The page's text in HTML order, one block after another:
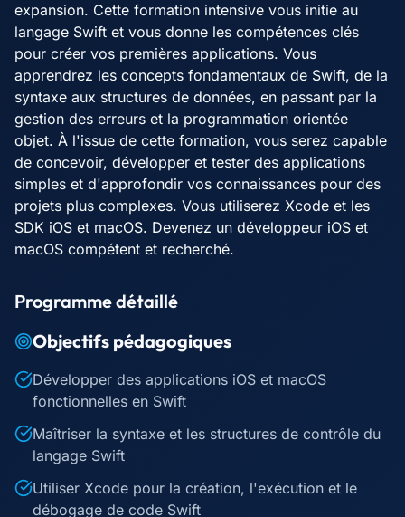
expansion. Cette formation intensive vous initie au
langage Swift et vous donne les compétences clés
pour créer vos premières applications. Vous
apprendrez les concepts fondamentaux de Swift, de la
syntaxe aux structures de données, en passant par la
gestion des erreurs et la programmation orientée
objet. À l'issue de cette formation, vous serez capable
de concevoir, développer et tester des applications
simples et d'approfondir vos connaissances pour des
projets plus complexes. Vous utiliserez Xcode et les
SDK iOS et macOS. Devenez un développeur iOS et
macOS compétent et recherché.
Programme détaillé
Objectifs pédagogiques
Développer des applications iOS et macOS
fonctionnelles en Swift
Maîtriser la syntaxe et les structures de contrôle du
langage Swift
Utiliser Xcode pour la création, l'exécution et le
débogage de code Swift